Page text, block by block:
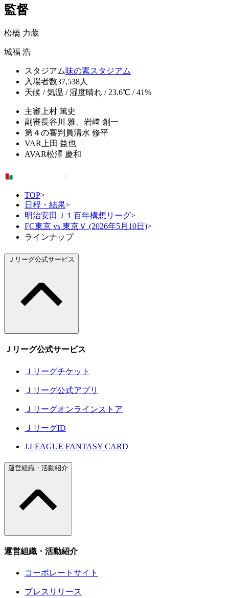
監督
松橋 力蔵
城福 浩
スタジアム味の素スタジアム
入場者数37,538人
天候 / 気温 / 湿度晴れ / 23.6℃ / 41%
主審 上村 篤史
副審長谷川 雅、岩﨑 創一
第４の審判員清水 修平
VAR 上田 益也
AVAR松澤 慶和
TOP>
日程・結果>
明治安田Ｊ１百年構想リーグ>
FC東京 vs 東京Ｖ (2026年5月10日)>
ラインナップ
Ｊリーグ公式サービス
Ｊリーグ公式サービス
Ｊリーグチケット
Ｊリーグ公式アプリ
Ｊリーグオンラインストア
ＪリーグID
J.LEAGUE FANTASY CARD
運営組織・活動紹介
運営組織・活動紹介
コーポレートサイト
プレスリリース